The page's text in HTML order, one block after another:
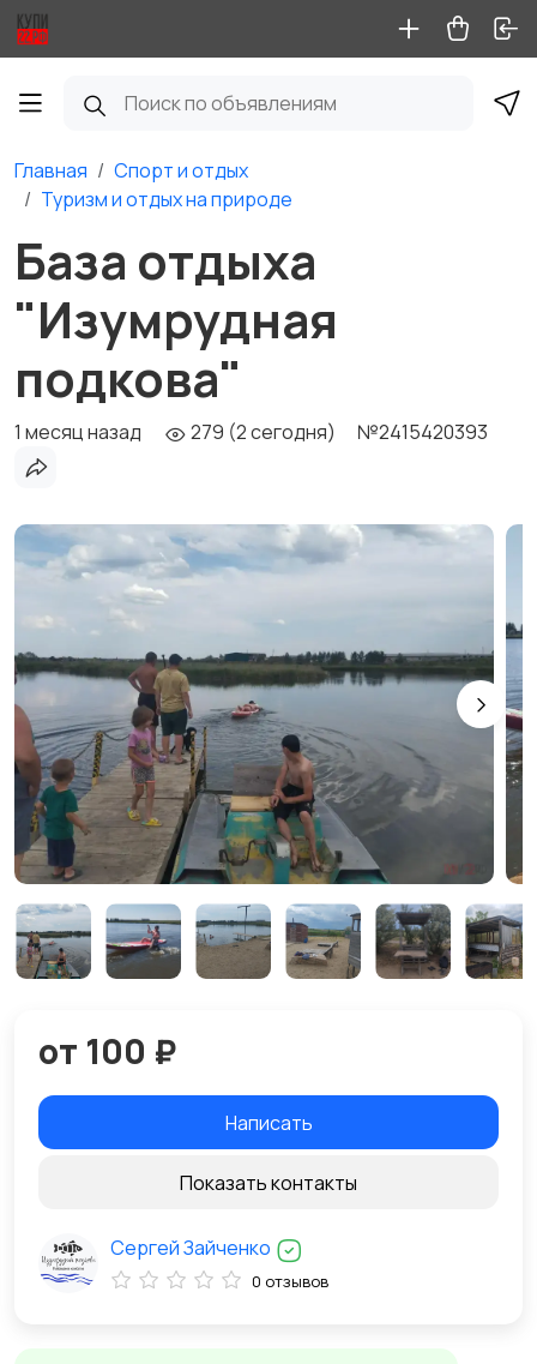
Главная
Спорт и отдых
Туризм и отдых на природе
База отдыха
"Изумрудная
подкова"
1 месяц назад 279 (2 сегодня) №2415420393
от 100 ₽
Написать
Показать контакты
Сергей Зайченко
0 отзывов